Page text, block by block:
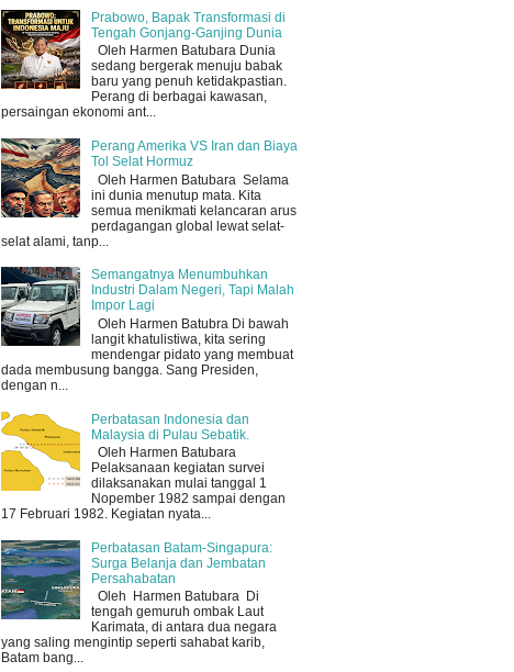
Prabowo, Bapak Transformasi di
Tengah Gonjang-Ganjing Dunia
Oleh Harmen Batubara Dunia
sedang bergerak menuju babak
baru yang penuh ketidakpastian.
Perang di berbagai kawasan,
persaingan ekonomi ant...
Perang Amerika VS Iran dan Biaya
Tol Selat Hormuz
Oleh Harmen Batubara Selama
ini dunia menutup mata. Kita
semua menikmati kelancaran arus
perdagangan global lewat selat-
selat alami, tanp...
Semangatnya Menumbuhkan
Industri Dalam Negeri, Tapi Malah
Impor Lagi
Oleh Harmen Batubra Di bawah
langit khatulistiwa, kita sering
mendengar pidato yang membuat
dada membusung bangga. Sang Presiden,
dengan n...
Perbatasan Indonesia dan
Malaysia di Pulau Sebatik.
Oleh Harmen Batubara
Pelaksanaan kegiatan survei
dilaksanakan mulai tanggal 1
Nopember 1982 sampai dengan
17 Februari 1982. Kegiatan nyata...
Perbatasan Batam-Singapura:
Surga Belanja dan Jembatan
Persahabatan
Oleh Harmen Batubara Di
tengah gemuruh ombak Laut
Karimata, di antara dua negara
yang saling mengintip seperti sahabat karib,
Batam bang...